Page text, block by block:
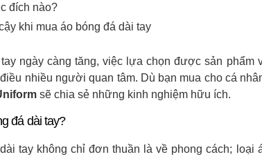
đích nào?
khi mua áo bóng đá dài tay
ngày càng tăng, việc lựa chọn được sản phẩm
nhiều người quan tâm. Dù bạn mua cho cá
sẽ chia sẻ những kinh nghiệm hữu ích.
đá dài tay?
tay không chỉ đơn thuần là về phong cách; loại